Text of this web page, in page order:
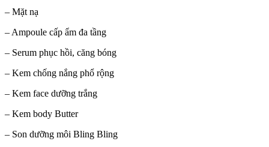
– Mặt nạ
– Ampoule cấp ẩm đa tầng
– Serum phục hồi, căng bóng
– Kem chống nắng phổ rộng
– Kem face dưỡng trắng
– Kem body Butter
– Son dưỡng môi Bling Bling